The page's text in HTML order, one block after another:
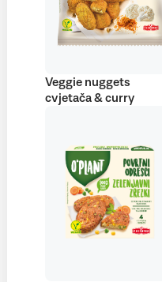
Veggie nuggets
cvjetača & curry